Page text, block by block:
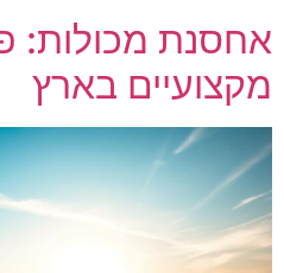
אחסנת מכולות:
מקצועיים בארץ